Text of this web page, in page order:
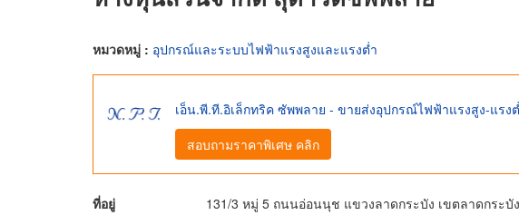
หมวดหมู่ : อุปกรณ์และระบบไฟฟ้าแรงสูงและแรงต่ำ
เอ็น.พี.ที.อิเล็กทริค ซัพพลาย - ขายส่งอุปกรณ์ไฟฟ้าแรงสูง-แรง
สอบถามราคาพิเศษ คลิก
ที่อยู่ 131/3 หมู่ 5 ถนนอ่อนนุช แขวงลาดกระบัง เขตลาดกระบั